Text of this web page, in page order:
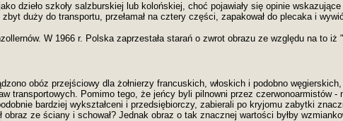
dzieło szkoły salzburskiej lub kolońskiej, choć pojawiały się opinie
duży do transportu, przełamał na cztery części, zapakował do plecaka i
W 1966 r. Polska zaprzestała starań o zwrot obrazu ze względu na to
obóz przejściowy dla żołnierzy francuskich, włoskich i podobno
transportowych. Pomimo tego, że jeńcy byli pilnowni przez czerwonoarmistów
bardziej wykształceni i przedsiębiorczy, zabierali po kryjomu zabytki
ze ściany i schował? Jednak obraz o tak znacznej wartości byłby